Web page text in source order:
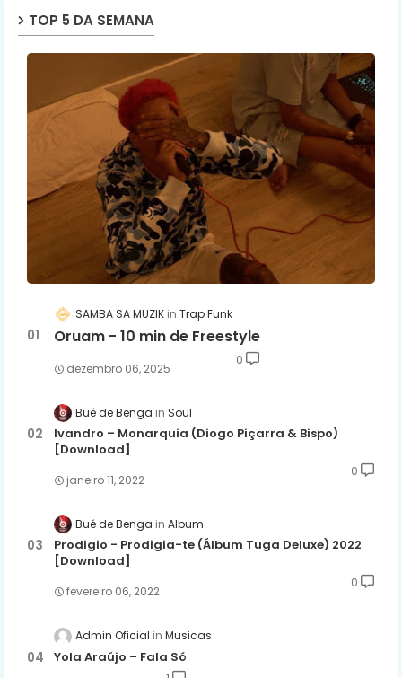
TOP 5 DA SEMANA
SAMBA SA MUZIK Trap Funk
Oruam - 10 min de Freestyle
dezembro 06, 2025
0
Bué de Benga Soul
Ivandro – Monarquia (Diogo Piçarra & Bispo)
[Download]
janeiro 11, 2022
0
Bué de Benga Album
Prodigio - Prodigia-te (Álbum Tuga Deluxe) 2022
[Download]
fevereiro 06, 2022
0
Admin Oficial Musicas
Yola Araújo – Fala Só